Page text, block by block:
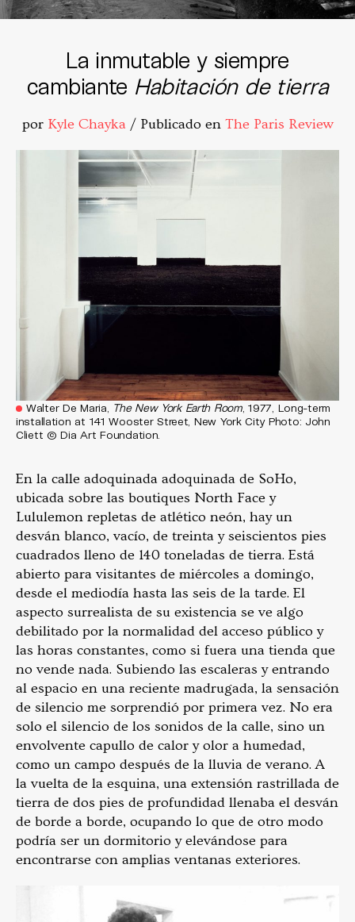
La inmutable y siempre
cambiante Habitación de tierra
por Kyle Chayka / Publicado en The Paris Review
Walter De Maria, The New York Earth Room, 1977, Long-term
installation at 141 Wooster Street, New York City Photo: John
Cliett © Dia Art Foundation.
En la calle adoquinada adoquinada de SoHo,
ubicada sobre las boutiques North Face y
Lululemon repletas de atlético neón, hay un
desván blanco, vacío, de treinta y seiscientos pies
cuadrados lleno de 140 toneladas de tierra. Está
abierto para visitantes de miércoles a domingo,
desde el mediodía hasta las seis de la tarde. El
aspecto surrealista de su existencia se ve algo
debilitado por la normalidad del acceso público y
las horas constantes, como si fuera una tienda que
no vende nada. Subiendo las escaleras y entrando
al espacio en una reciente madrugada, la sensación
de silencio me sorprendió por primera vez. No era
solo el silencio de los sonidos de la calle, sino un
envolvente capullo de calor y olor a humedad,
como un campo después de la lluvia de verano. A
la vuelta de la esquina, una extensión rastrillada de
tierra de dos pies de profundidad llenaba el desván
de borde a borde, ocupando lo que de otro modo
podría ser un dormitorio y elevándose para
encontrarse con amplias ventanas exteriores.